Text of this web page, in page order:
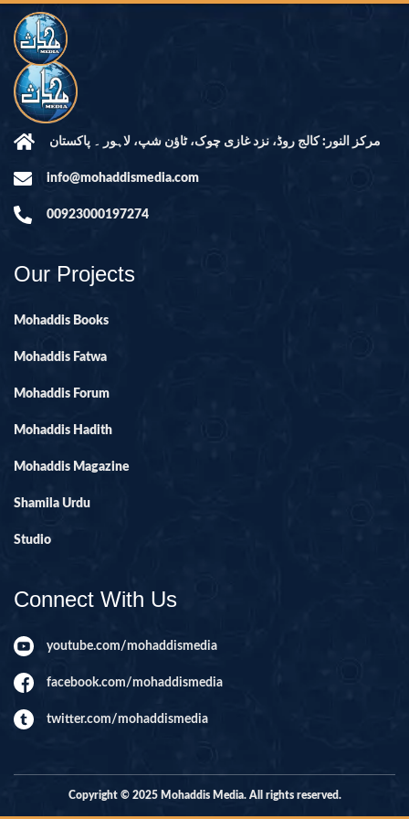
مرکز النور: کالج روڈ، نزد غازی چوک، ٹاؤن شپ، لاہور ۔ پاکستان
info@mohaddismedia.com
00923000197274
Our Projects
Mohaddis Books
Mohaddis Fatwa
Mohaddis Forum
Mohaddis Hadith
Mohaddis Magazine
Shamila Urdu
Studio
Connect With Us
youtube.com/mohaddismedia
facebook.com/mohaddismedia
twitter.com/mohaddismedia
Copyright © 2025 Mohaddis Media. All rights reserved.